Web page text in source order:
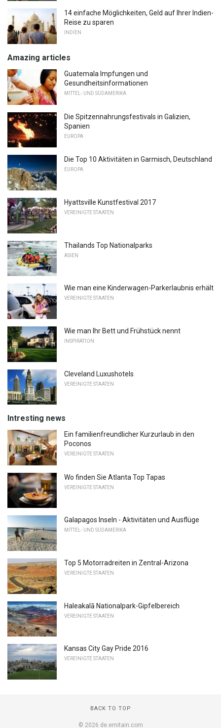
14 einfache Möglichkeiten, Geld auf Ihrer Indien-
Reise zu sparen
INDIEN
Amazing articles
Guatemala Impfungen und
Gesundheitsinformationen
MITTEL- UND SÜDAMERIKA
Die Spitzennahrungsfestivals in Galizien,
Spanien
EUROPA
Die Top 10 Aktivitäten in Garmisch, Deutschland
EUROPA
Hyattsville Kunstfestival 2017
VEREINIGTE STAATEN
Thailands Top Nationalparks
ASIEN
Wie man eine Kinderwagen-Parkerlaubnis erhält
VEREINIGTE STAATEN
Wie man Ihr Bett und Frühstück nennt
INSPIRATION
Cleveland Luxushotels
VEREINIGTE STAATEN
Intresting news
Ein familienfreundlicher Kurzurlaub in den
Poconos
VEREINIGTE STAATEN
Wo finden Sie Atlanta Top Tapas
VEREINIGTE STAATEN
Galapagos Inseln - Aktivitäten und Ausflüge
MITTEL- UND SÜDAMERIKA
Top 5 Motorradreiten in Zentral-Arizona
VEREINIGTE STAATEN
Haleakalā Nationalpark-Gipfelbereich
VEREINIGTE STAATEN
Kansas City Gay Pride 2016
VEREINIGTE STAATEN
BACK TO TOP
© 2026 de.emitain.com